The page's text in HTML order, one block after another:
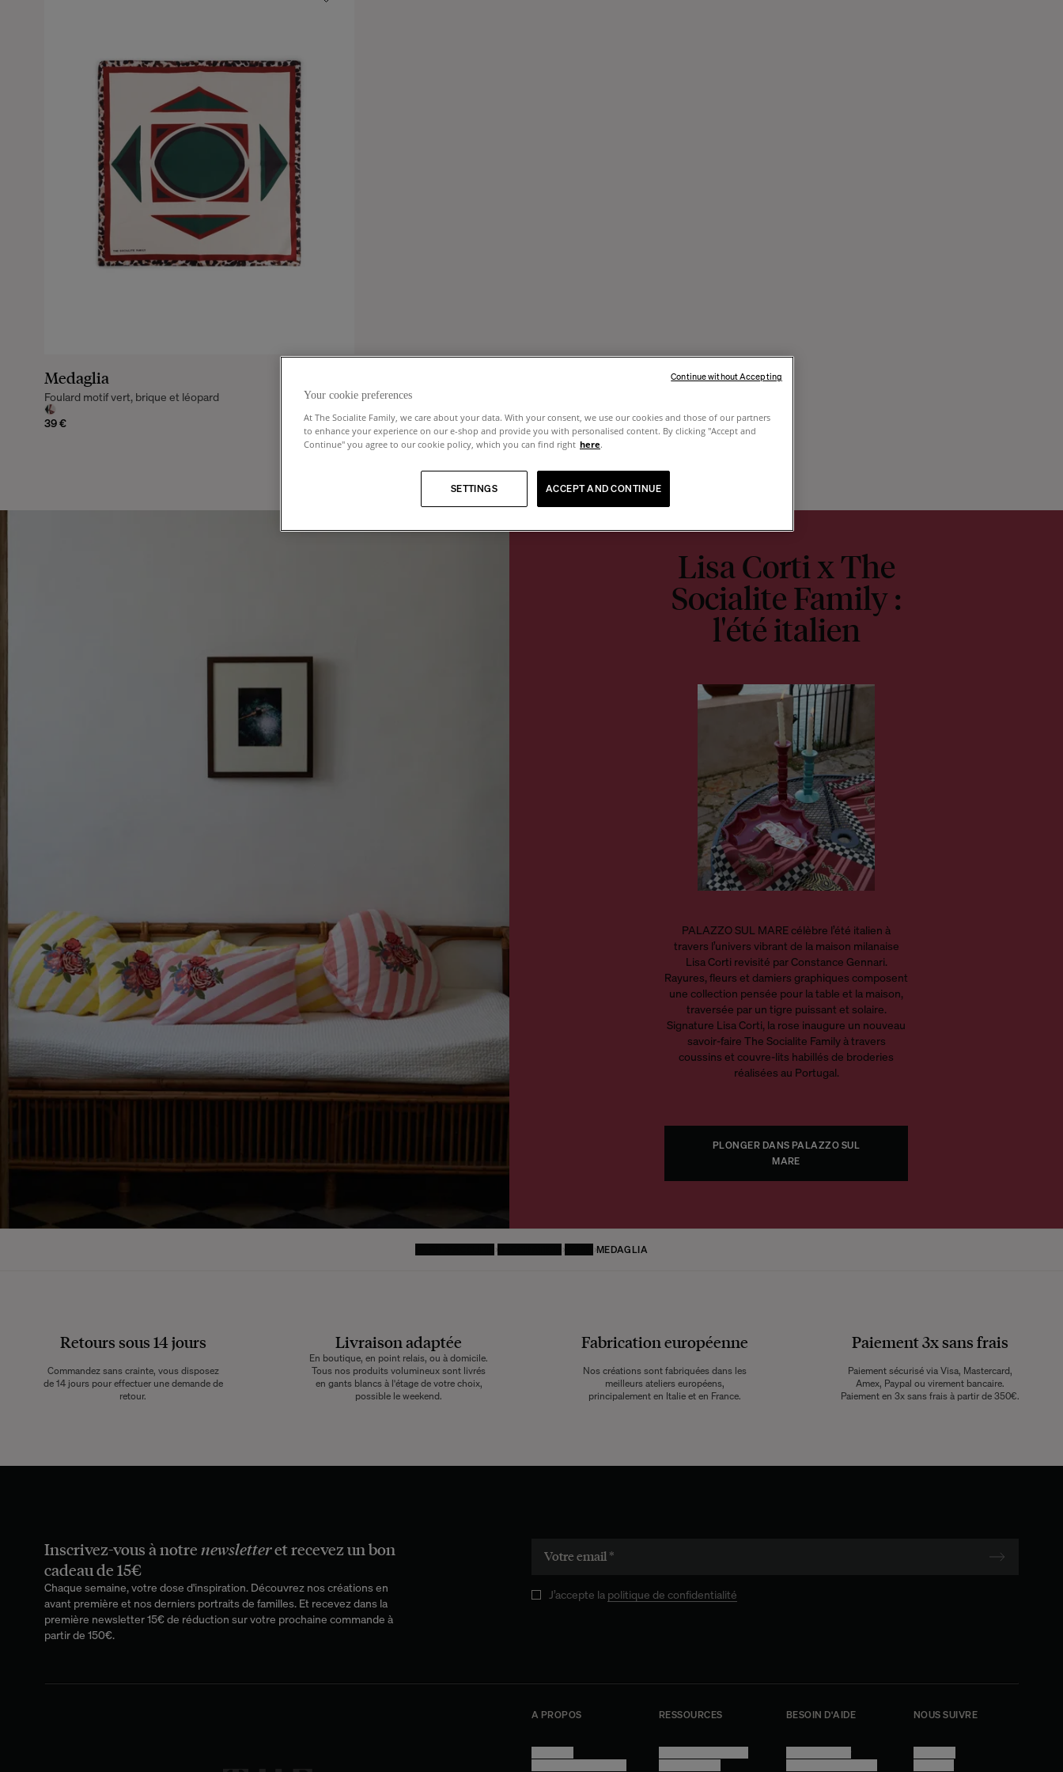
Medaglia
39 €
Foulard motif vert, brique et léopard
Lisa Corti x The
Socialite Family :
l'été italien
PALAZZO SUL MARE célèbre l’été italien à
travers l’univers vibrant de la maison milanaise
Lisa Corti revisité par Constance Gennari.
Rayures, fleurs et damiers graphiques composent
une collection pensée pour la table et la maison,
traversée par un tigre puissant et solaire.
Signature Lisa Corti, la rose inaugure un nouveau
savoir-faire The Socialite Family à travers
coussins et couvre-lits habillés de broderies
réalisées au Portugal.
PLONGER DANS PALAZZO SUL
MARE
MEDAGLIA
Retours sous 14 jours
Commandez sans crainte, vous disposez
de 14 jours pour effectuer une demande de
retour.
Livraison adaptée
En boutique, en point relais, ou à domicile.
Tous nos produits volumineux sont livrés
en gants blancs à l'étage de votre choix,
possible le weekend.
Fabrication européenne
Nos créations sont fabriquées dans les
meilleurs ateliers européens,
principalement en Italie et en France.
Paiement 3x sans frais
Paiement sécurisé via Visa, Mastercard,
Amex, Paypal ou virement bancaire.
Paiement en 3x sans frais à partir de 350€.
Inscrivez-vous à notrenewsletteret recevez un bon
cadeau de 15€
Chaque semaine, votre dose d'inspiration. Découvrez nos créations en
avant première et nos derniers portraits de familles. Et recevez dans la
première newsletter 15€ de réduction sur votre prochaine commande à
partir de 150€.
J’accepte la politique de confidentialité
A PROPOS RESSOURCES BESOIN D'AIDE NOUS SUIVRE
Your cookie preferences
At The Socialite Family, we care about your data. With your consent, we use our cookies and those of our partners
to enhance your experience on our e-shop and provide you with personalised content. By clicking "Accept and
Continue" you agree to our cookie policy, which you can find right here.
ACCEPT AND CONTINUE
SETTINGS
Continue without Accepting